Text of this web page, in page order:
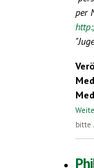
per
bitte